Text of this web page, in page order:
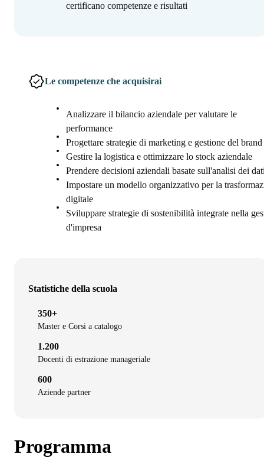
certificano competenze e risultati
Le competenze che acquisirai
Analizzare il bilancio aziendale per valutare le
performance
Progettare strategie di marketing e gestione del brand
Gestire la logistica e ottimizzare lo stock aziendale
Prendere decisioni aziendali basate sull'analisi dei
Impostare un modello organizzativo per la
digitale
Sviluppare strategie di sostenibilità integrate nella
d'impresa
Statistiche della scuola
350+
Master e Corsi a catalogo
1.200
Docenti di estrazione manageriale
600
Aziende partner
Programma